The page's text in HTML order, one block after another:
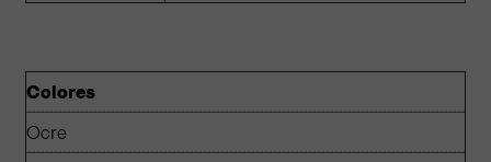
Colores
Ocre